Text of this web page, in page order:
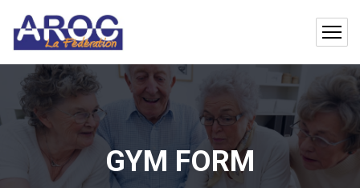
GYM FORM